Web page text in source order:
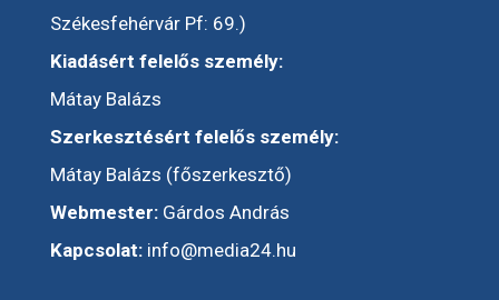
Székesfehérvár Pf: 69.)
Kiadásért felelős személy:
Mátay Balázs
Szerkesztésért felelős személy:
Mátay Balázs (főszerkesztő)
Webmester:Gárdos András
Kapcsolat: info@media24.hu